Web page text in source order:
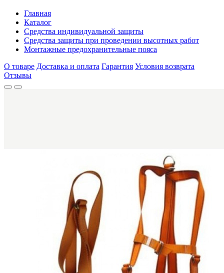
Главная
Каталог
Средства индивидуальной защиты
Средства защиты при проведении высотных работ
Монтажные предохранительные пояса
О товаре Доставка и оплата Гарантия Условия возврата
Отзывы